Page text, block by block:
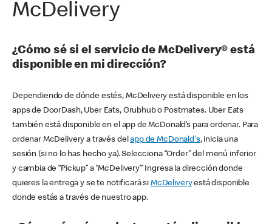
McDelivery
¿Cómo sé si el servicio de McDelivery® está
disponible en mi dirección?
Dependiendo de dónde estés, McDelivery está disponible en los
apps de DoorDash, Uber Eats, Grubhub o Postmates. Uber Eats
también está disponible en el app de McDonald’s para ordenar. Para
ordenar McDelivery a través delapp de McDonald's, inicia una
sesión (si no lo has hecho ya). Selecciona “Order” del menú inferior
y cambia de “Pickup” a “McDelivery’” Ingresa la dirección donde
quieres la entrega y se te notificará si McDeliveryestá disponible
donde estás a través de nuestro app.